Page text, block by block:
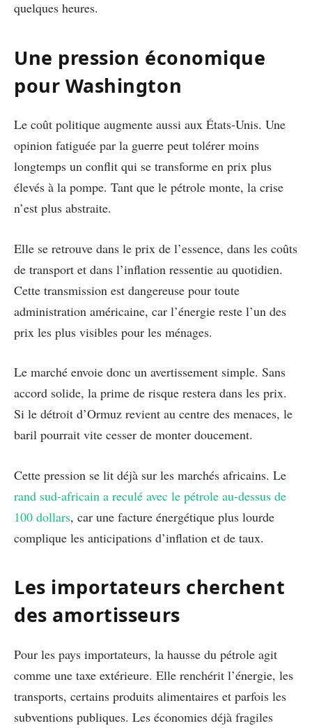
quelques heures.
Une pression économique
pour Washington
Le coût politique augmente aussi aux États-Unis. Une
opinion fatiguée par la guerre peut tolérer moins
longtemps un conflit qui se transforme en prix plus
élevés à la pompe. Tant que le pétrole monte, la crise
n’est plus abstraite.
Elle se retrouve dans le prix de l’essence, dans les coûts
de transport et dans l’inflation ressentie au quotidien.
Cette transmission est dangereuse pour toute
administration américaine, car l’énergie reste l’un des
prix les plus visibles pour les ménages.
Le marché envoie donc un avertissement simple. Sans
accord solide, la prime de risque restera dans les prix.
Si le détroit d’Ormuz revient au centre des menaces, le
baril pourrait vite cesser de monter doucement.
Cette pression se lit déjà sur les marchés africains. Le
rand sud-africain a reculé avec le pétrole au-dessus de
100 dollars, car une facture énergétique plus lourde
complique les anticipations d’inflation et de taux.
Les importateurs cherchent
des amortisseurs
Pour les pays importateurs, la hausse du pétrole agit
comme une taxe extérieure. Elle renchérit l’énergie, les
transports, certains produits alimentaires et parfois les
subventions publiques. Les économies déjà fragiles